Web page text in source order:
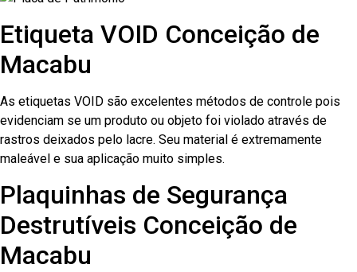
Etiqueta VOID Conceição de
Macabu
As etiquetas VOID são excelentes métodos de controle pois
evidenciam se um produto ou objeto foi violado através de
rastros deixados pelo lacre. Seu material é extremamente
maleável e sua aplicação muito simples.
Plaquinhas de Segurança
Destrutíveis Conceição de
Macabu